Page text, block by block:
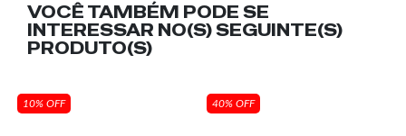
VOCÊ TAMBÉM PODE SE
INTERESSAR NO(S) SEGUINTE(S)
PRODUTO(S)
10% OFF 40% OFF